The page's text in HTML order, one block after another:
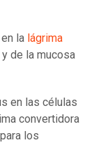
la lágrima
de la mucosa
en las células
convertidora
los